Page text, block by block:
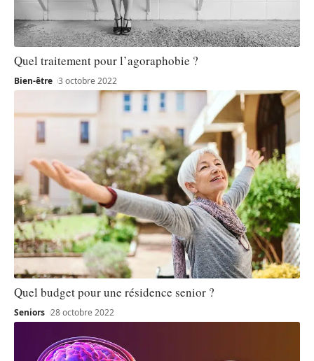
Quel traitement pour l’agoraphobie ?
Bien-être 3 octobre 2022
Quel budget pour une résidence senior ?
Seniors 28 octobre 2022